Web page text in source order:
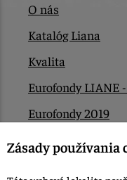
O nás
Katalóg Liana
Kvalita
Eurofondy LIANE
Eurofondy 2019
Eurofondy 2022/
Zásady používania